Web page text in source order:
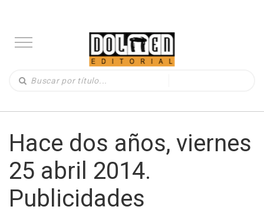
Hace dos años, viernes
25 abril 2014.
Publicidades